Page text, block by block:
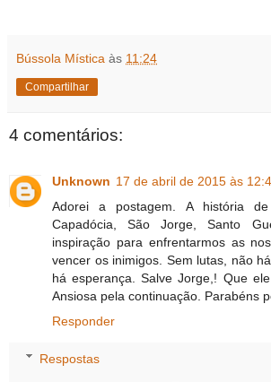
Bússola Mística às 11:24
Compartilhar
4 comentários:
Unknown 17 de abril de 2015 às
Adorei a postagem. A história
Capadócia, São Jorge, Santo
inspiração para enfrentarmos as
vencer os inimigos. Sem lutas, não
há esperança. Salve Jorge,! Que
Ansiosa pela continuação. Parabéns
Responder
Respostas